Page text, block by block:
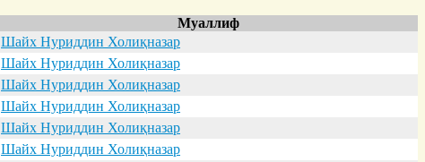
Муаллиф
Шайх Нуриддин Холиқназар
Шайх Нуриддин Холиқназар
Шайх Нуриддин Холиқназар
Шайх Нуриддин Холиқназар
Шайх Нуриддин Холиқназар
Шайх Нуриддин Холиқназар